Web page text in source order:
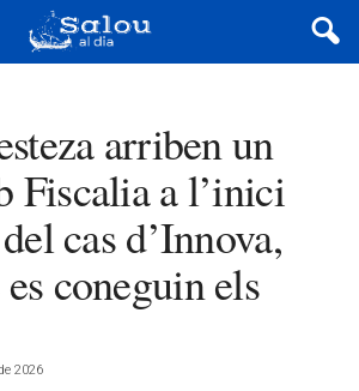
arriben un
Fiscalia a l’inici
cas d’Innova,
coneguin els
2026